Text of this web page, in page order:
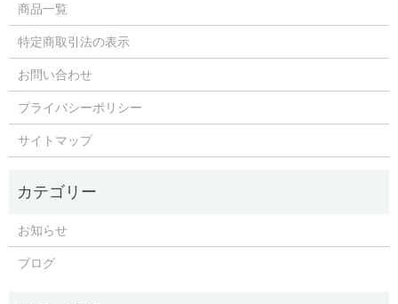
商品一覧
特定商取引法の表示
お問い合わせ
プライバシーポリシー
サイトマップ
お知らせ
ブログ